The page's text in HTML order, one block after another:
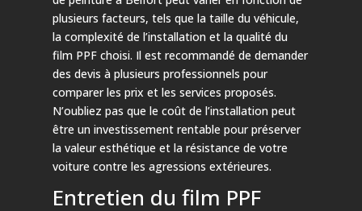
plusieurs facteurs, tels que la taille du véhicule,
la complexité de l’installation et la qualité du
film PPF choisi. Il est recommandé de demander
des devis à plusieurs professionnels pour
comparer les prix et les services proposés.
N’oubliez pas que le coût de l’installation peut
être un investissement rentable pour préserver
la valeur esthétique et la résistance de votre
voiture contre les agressions extérieures.
Entretien du film PPF